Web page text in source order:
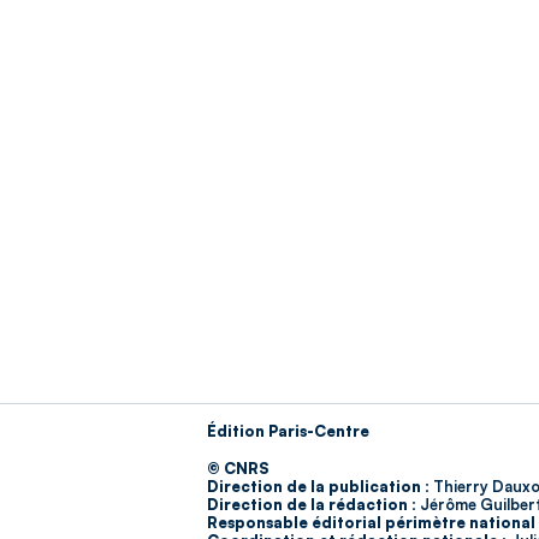
Édition Paris-Centre
© CNRS
Direction de la publication : Thierry
Direction de la rédaction : Jérôme
Responsable éditorial périmètre national